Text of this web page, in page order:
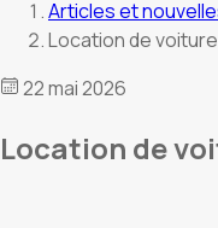
Articles et
Location de
22 mai 2026
Location de